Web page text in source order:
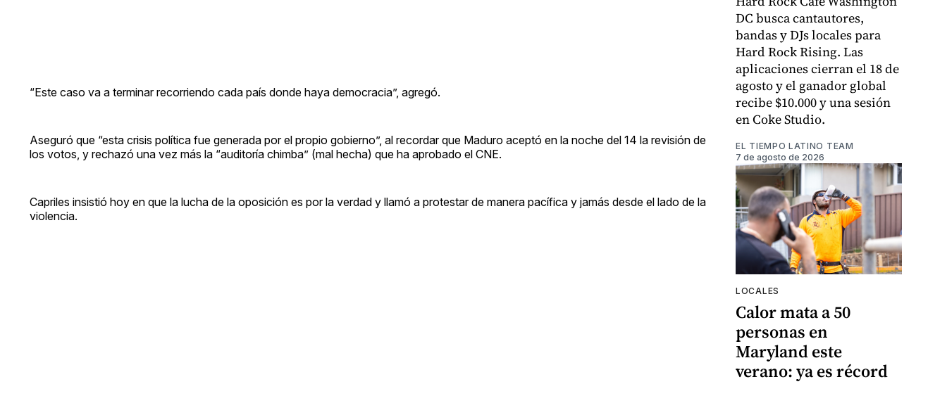
“Este caso va a terminar recorriendo cada país donde haya democracia”, agregó.
Aseguró que “esta crisis política fue generada por el propio gobierno”, al recordar que Maduro aceptó en la noche del 14 la revisión de
los votos, y rechazó una vez más la “auditoría chimba” (mal hecha) que ha aprobado el CNE.
Capriles insistió hoy en que la lucha de la oposición es por la verdad y llamó a protestar de manera pacífica y jamás desde el lado de la
violencia.
DC busca cantautores,
bandas y DJs locales para
Hard Rock Rising. Las
aplicaciones cierran el 18 de
agosto y el ganador global
recibe $10.000 y una sesión
en Coke Studio.
EL TIEMPO LATINO TEAM
7 de agosto de 2026
LOCALES
Calor mata a 50
personas en
Maryland este
verano: ya es récord